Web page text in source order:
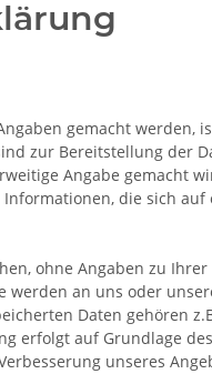
gemacht
zur Bereitstellung der
Angabe gemacht
Informationen, die sich
ohne Angaben zu Ihrer
werden an uns oder
Daten gehören
erfolgt auf Grundlage
unseres